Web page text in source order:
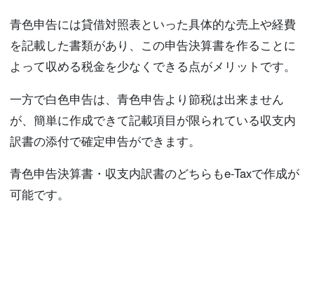
青色申告には貸借対照表といった具体的な売上や経費
を記載した書類があり、この申告決算書を作ることに
よって収める税金を少なくできる点がメリットです。
一方で白色申告は、青色申告より節税は出来ません
が、簡単に作成できて記載項目が限られている収支内
訳書の添付で確定申告ができます。
青色申告決算書・収支内訳書のどちらもe-Taxで作成が
可能です。